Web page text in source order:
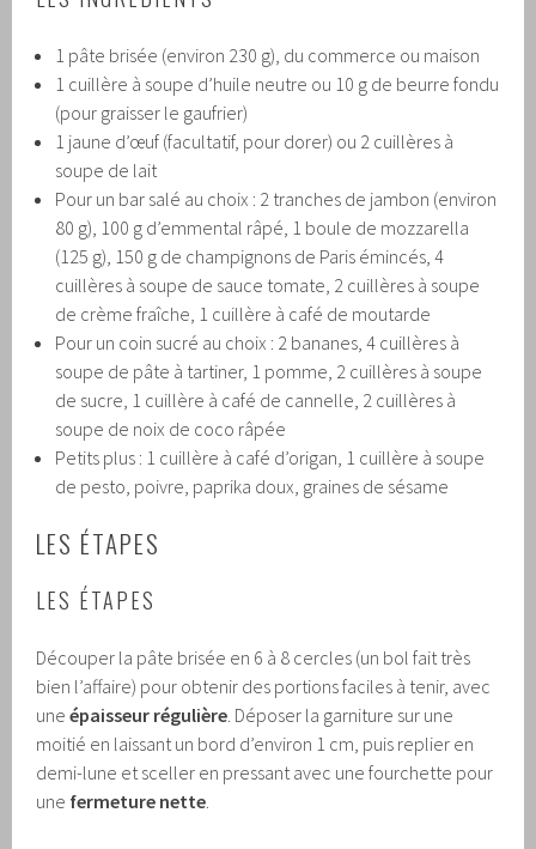
1 pâte brisée (environ 230 g), du commerce ou maison
1 cuillère à soupe d’huile neutre ou 10 g de beurre fondu
(pour graisser le gaufrier)
1 jaune d’œuf (facultatif, pour dorer) ou 2 cuillères à
soupe de lait
Pour un bar salé au choix : 2 tranches de jambon (environ
80 g), 100 g d’emmental râpé, 1 boule de mozzarella
(125 g), 150 g de champignons de Paris émincés, 4
cuillères à soupe de sauce tomate, 2 cuillères à soupe
de crème fraîche, 1 cuillère à café de moutarde
Pour un coin sucré au choix : 2 bananes, 4 cuillères à
soupe de pâte à tartiner, 1 pomme, 2 cuillères à soupe
de sucre, 1 cuillère à café de cannelle, 2 cuillères à
soupe de noix de coco râpée
Petits plus : 1 cuillère à café d’origan, 1 cuillère à soupe
de pesto, poivre, paprika doux, graines de sésame
LES ÉTAPES
LES ÉTAPES
Découper la pâte brisée en 6 à 8 cercles (un bol fait très
bien l’affaire) pour obtenir des portions faciles à tenir, avec
uneépaisseur régulière . Déposer la garniture sur une
moitié en laissant un bord d’environ 1 cm, puis replier en
demi-lune et sceller en pressant avec une fourchette pour
une fermeture nette